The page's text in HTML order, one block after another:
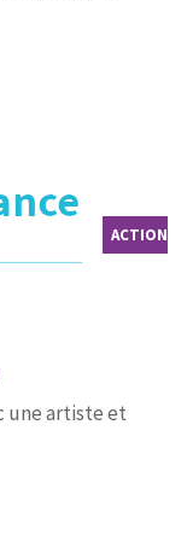
ACTION
une artiste et